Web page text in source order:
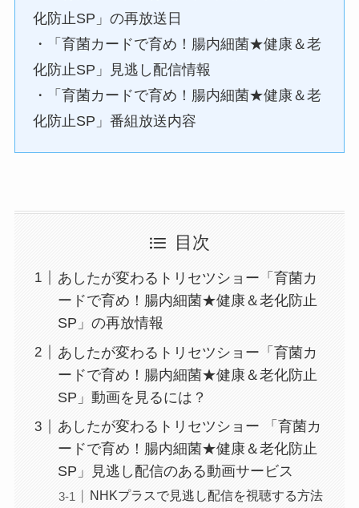
化防止SP」の再放送日
・「育菌カードで育め！腸内細菌★健康＆老
化防止SP」見逃し配信情報
・「育菌カードで育め！腸内細菌★健康＆老
化防止SP」番組放送内容
目次
あしたが変わるトリセツショー「育菌カ
ードで育め！腸内細菌★健康＆老化防止
SP」の再放情報
あしたが変わるトリセツショー「育菌カ
ードで育め！腸内細菌★健康＆老化防止
SP」動画を見るには？
あしたが変わるトリセツショー 「育菌カ
ードで育め！腸内細菌★健康＆老化防止
SP」見逃し配信のある動画サービス
NHKプラスで見逃し配信を視聴する方法